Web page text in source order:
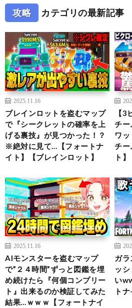
攻略 カテゴリの最新記事
2025.11.16
ブレインロットを盗むマップ
で『シークレットの確率を上
げる裏技』が見つかった！？
※絶対に見て…【フォートナ
イト】【ブレインロット】
【
チー
ワ
チー
ト】
2025.11.16
AIモンスターを盗むマップ
で”２４時間”ずっと図鑑を埋
め続けたら『何個コンプリー
ト』出来るのか検証してみた
結果…ｗｗｗ【フォートナイ
ガ
ッ
い
トナ